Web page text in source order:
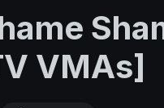
VMAs]